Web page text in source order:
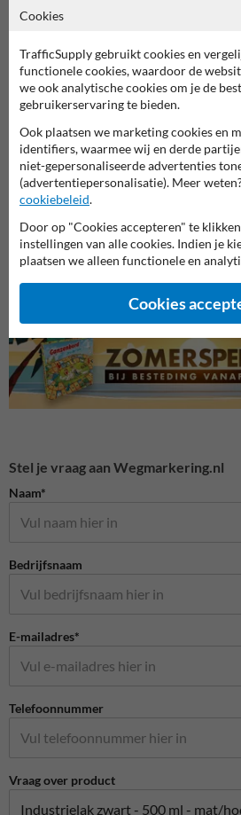
Industrielak en metaallak
Stel je vraag aan Wegmarkering.nl
Naam*
Bedrijfsnaam
E-mailadres*
Telefoonnummer
Vraag over product
Cookies
TrafficSupply gebruikt cookies en
functionele cookies, waardoor de
we ook analytische cookies om je de
gebruikerservaring te bieden.
Ook plaatsen we marketing cookies en
identifiers, waarmee wij en derde
niet-gepersonaliseerde advertenties
(advertentiepersonalisatie). Meer
cookiebeleid.
Door op "Cookies accepteren" te
instellingen van alle cookies. Indien je
plaatsen we alleen functionele en
Cookies